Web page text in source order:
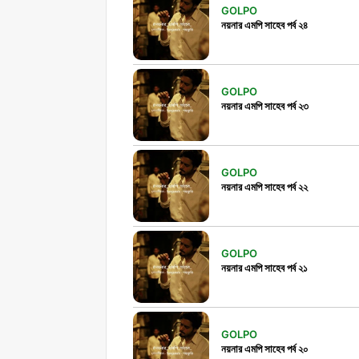
GOLPO
নয়নার এমপি সাহেব পর্ব ২৪
GOLPO
নয়নার এমপি সাহেব পর্ব ২৩
GOLPO
নয়নার এমপি সাহেব পর্ব ২২
GOLPO
নয়নার এমপি সাহেব পর্ব ২১
GOLPO
নয়নার এমপি সাহেব পর্ব ২০